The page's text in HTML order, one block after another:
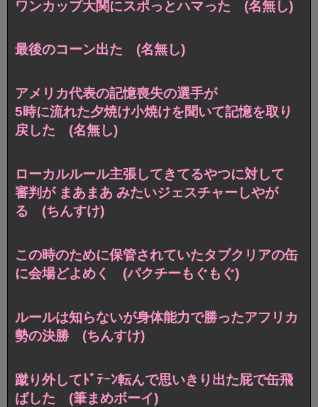
ワンカップ大関にスポっとハマった (名無し)
最後のコーン出た (名無し)
アメリカ代表の記憶喪失の選手が
5時に流れた夕焼け小焼けを聞いて記憶を取り
戻した (名無し)
ローカルルール主張してきてるやつに対して
審判が まあまあ みたいジェスチャーしやが
る (ちんすけ)
この時のために保管されていたタブクリアの缶
に会場どよめく (パクチーもぐもぐ)
ルールは知らないが身体能力で勝ったアフリカ
勢の決勝 (ちんすけ)
蹴り外してﾄﾞﾃｰﾝ転んで思いきり出た屁で缶飛
ばした (筆まめボーイ)